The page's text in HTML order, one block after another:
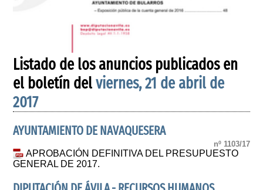
Listado de los anuncios publicados en
el boletín delviernes, 21 de abril de
2017
AYUNTAMIENTO DE NAVAQUESERA
nº 1103/17
APROBACIÓN DEFINITIVA DEL PRESUPUESTO
GENERAL DE 2017.